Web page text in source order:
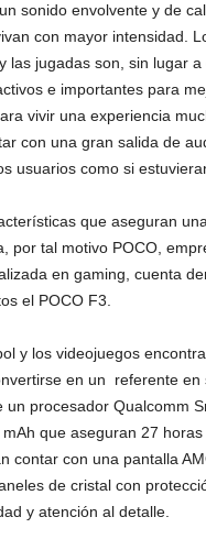
sonido envolvente y de
con mayor intensidad.
las jugadas son, sin lugar
e importantes para
vivir una experiencia
con una gran salida de
usuarios como si
que aseguran
por tal motivo POCO,
en gaming, cuenta
el POCO F3.
y los videojuegos
en un referente en
un procesador Qualcomm
que aseguran 27 horas
contar con una pantalla
de cristal con
y atención al detalle.